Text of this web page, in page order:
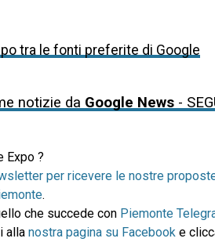
tra le fonti preferite di Google
notizie da Google News -
Expo ?
per ricevere le nostre
.
che succede con Piemonte
alla nostra pagina su Facebook e